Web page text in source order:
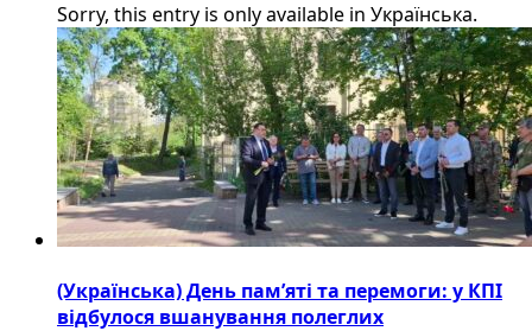
Sorry, this entry is only available in Українська.
(Українська) День пам’яті та перемоги: у КПІ
відбулося вшанування полеглих